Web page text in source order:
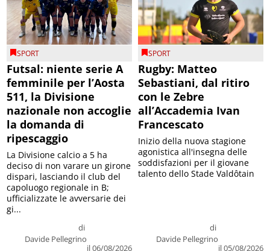
SPORT
Futsal: niente serie A
femminile per l’Aosta
511, la Divisione
nazionale non accoglie
la domanda di
ripescaggio
di
Davide Pellegrino
il 06/08/2026
La Divisione calcio a 5 ha
deciso di non varare un girone
dispari, lasciando il club del
capoluogo regionale in B;
ufficializzate le avversarie dei
gi...
SPORT
Rugby: Matteo
Sebastiani, dal ritiro
con le Zebre
all’Accademia Ivan
Francescato
di
Davide Pellegrino
il 05/08/2026
Inizio della nuova stagione
agonistica all'insegna delle
soddisfazioni per il giovane
talento dello Stade Valdôtain